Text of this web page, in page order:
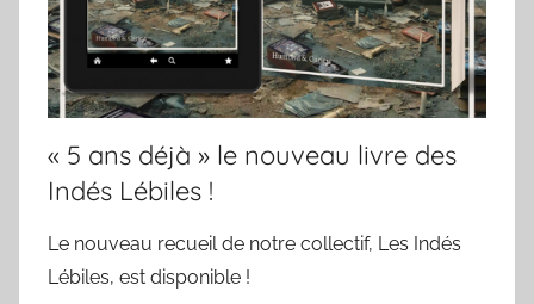
« 5 ans déjà » le nouveau livre des
Indés Lébiles !
Le nouveau recueil de notre collectif, Les Indés
Lébiles, est disponible !